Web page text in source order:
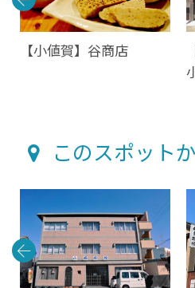
【小値賀】谷商店
このスポット